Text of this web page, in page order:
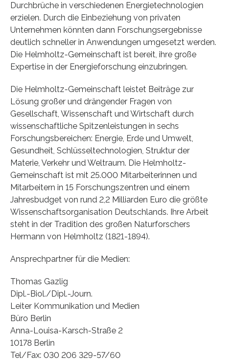
Durchbrüche in verschiedenen Energietechnologien
erzielen. Durch die Einbeziehung von privaten
Unternehmen könnten dann Forschungsergebnisse
deutlich schneller in Anwendungen umgesetzt werden.
Die Helmholtz-Gemeinschaft ist bereit, ihre große
Expertise in der Energieforschung einzubringen.
Die Helmholtz-Gemeinschaft leistet Beiträge zur
Lösung großer und drängender Fragen von
Gesellschaft, Wissenschaft und Wirtschaft durch
wissenschaftliche Spitzenleistungen in sechs
Forschungsbereichen: Energie, Erde und Umwelt,
Gesundheit, Schlüsseltechnologien, Struktur der
Materie, Verkehr und Weltraum. Die Helmholtz-
Gemeinschaft ist mit 25.000 Mitarbeiterinnen und
Mitarbeitern in 15 Forschungszentren und einem
Jahresbudget von rund 2,2 Milliarden Euro die größte
Wissenschaftsorganisation Deutschlands. Ihre Arbeit
steht in der Tradition des großen Naturforschers
Hermann von Helmholtz (1821-1894).
Ansprechpartner für die Medien:
Thomas Gazlig
Dipl.-Biol./Dipl.-Journ.
Leiter Kommunikation und Medien
Büro Berlin
Anna-Louisa-Karsch-Straße 2
10178 Berlin
Tel/Fax: 030 206 329-57/60